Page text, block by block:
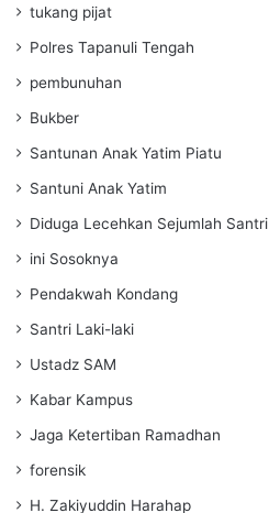
tukang pijat
Polres Tapanuli Tengah
pembunuhan
Bukber
Santunan Anak Yatim Piatu
Santuni Anak Yatim
Diduga Lecehkan Sejumlah Santri
ini Sosoknya
Pendakwah Kondang
Santri Laki-laki
Ustadz SAM
Kabar Kampus
Jaga Ketertiban Ramadhan
forensik
H. Zakiyuddin Harahap